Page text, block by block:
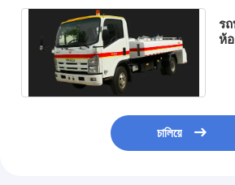
ร
ห้
চালিয়ে